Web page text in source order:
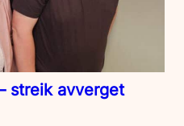
streik avverget